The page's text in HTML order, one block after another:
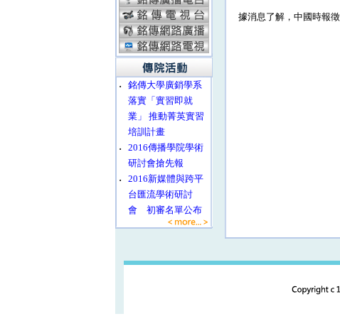
‧
銘傳大學廣銷學系
落實「實習即就
業」 推動菁英實習
培訓計畫
‧
2016傳播學院學術
研討會搶先報
‧
2016新媒體與跨平
台匯流學術研討
會 初審名單公布
據消息了解，中國時報徵